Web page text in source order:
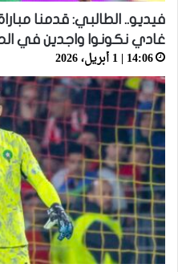
فيديو.. الطالبي: قدمنا
غادي نكونوا واجدين في
14:06 | 1 أبريل، 2026